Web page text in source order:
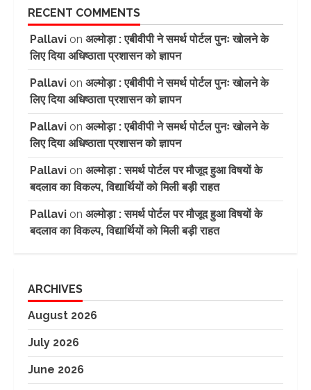
RECENT COMMENTS
Pallavi on अल्मोड़ा : एबीवीपी ने समर्थ पोर्टल पुनः खोलने के
लिए दिया अधिष्ठाता प्रशासन को ज्ञापन
Pallavi on अल्मोड़ा : एबीवीपी ने समर्थ पोर्टल पुनः खोलने के
लिए दिया अधिष्ठाता प्रशासन को ज्ञापन
Pallavi on अल्मोड़ा : एबीवीपी ने समर्थ पोर्टल पुनः खोलने के
लिए दिया अधिष्ठाता प्रशासन को ज्ञापन
Pallavi on अल्मोड़ा : समर्थ पोर्टल पर मौजूद हुआ विषयों के
बदलाव का विकल्प, विद्यार्थियों को मिली बड़ी राहत
Pallavi on अल्मोड़ा : समर्थ पोर्टल पर मौजूद हुआ विषयों के
बदलाव का विकल्प, विद्यार्थियों को मिली बड़ी राहत
ARCHIVES
August 2026
July 2026
June 2026